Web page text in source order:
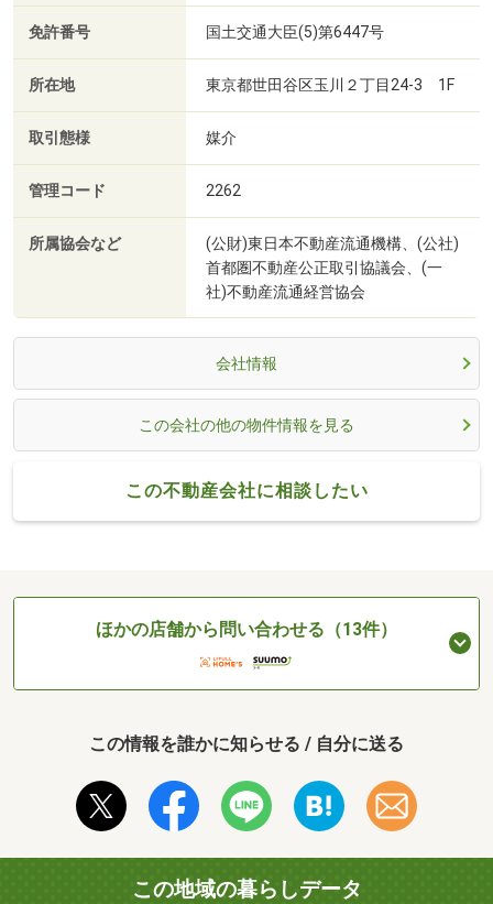
免許番号 国土交通大臣(5)第6447号
所在地 東京都世田谷区玉川２丁目24-3 1F
取引態様 媒介
管理コード 2262
所属協会など
(公財)東日本不動産流通機構、(公社)
首都圏不動産公正取引協議会、(一
社)不動産流通経営協会
会社情報
この会社の他の物件情報を見る
この不動産会社に相談したい
ほかの店舗から問い合わせる（13件）
この情報を誰かに知らせる / 自分に送る
この地域の暮らしデータ